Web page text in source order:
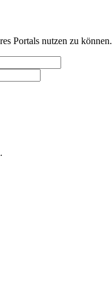
Portals nutzen zu können.